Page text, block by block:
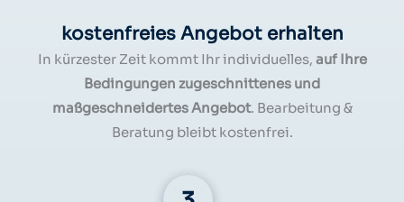
kostenfreies Angebot erhalten
In kürzester Zeit kommt Ihr individuelles, auf Ihre
Bedingungen zugeschnittenes und
maßgeschneidertes Angebot. Bearbeitung &
Beratung bleibt kostenfrei.